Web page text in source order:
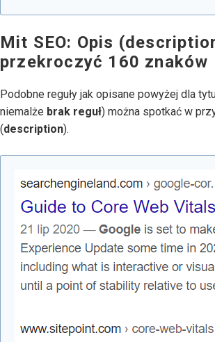
Mit SEO: Opis
przekroczyć 160 znaków
Podobne reguły jak opisane powyżej dla
niemalże brak reguł) można spotkać w
(description).